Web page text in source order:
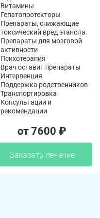
Витамины
Гепатопротекторы
Препараты, снижающие
токсический вред этанола
Препараты для мозговой
активности
Психотерапия
Врач оставит препараты
Интервенция
Поддержка родственников
Транспортировка
Консультации и
рекомендации
от 7600 ₽
Заказать лечение